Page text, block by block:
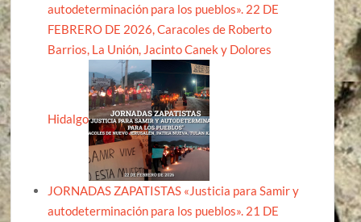
autodeterminación para los pueblos». 22 DE
FEBRERO DE 2026, Caracoles de Roberto
Barrios, La Unión, Jacinto Canek y Dolores
Hidalgo
JORNADAS ZAPATISTAS «Justicia para Samir y
autodeterminación para los pueblos». 21 DE